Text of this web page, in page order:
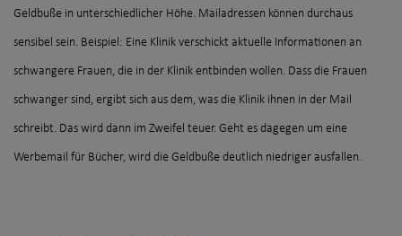
Geldbuße in unterschiedlicher Höhe. Mailadressen können durchaus
sensibel sein. Beispiel: Eine Klinik verschickt aktuelle Informationen an
schwangere Frauen, die in der Klinik entbinden wollen. Dass die Frauen
schwanger sind, ergibt sich aus dem, was die Klinik ihnen in der Mail
schreibt. Das wird dann im Zweifel teuer. Geht es dagegen um eine
Werbemail für Bücher, wird die Geldbuße deutlich niedriger ausfallen.